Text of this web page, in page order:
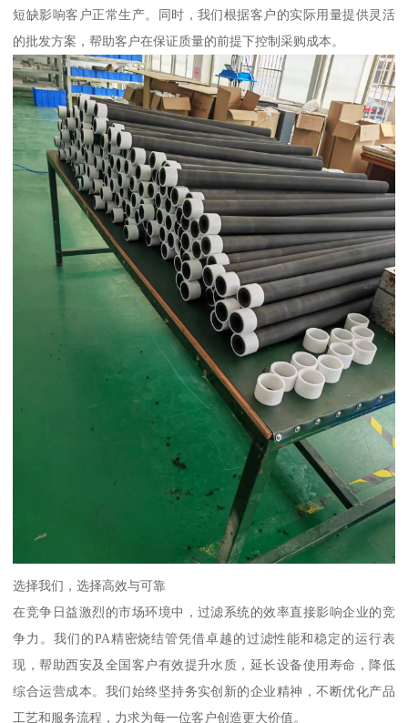
短缺影响客户正常生产。同时，我们根据客户的实际用量提供灵活
的批发方案，帮助客户在保证质量的前提下控制采购成本。
选择我们，选择高效与可靠
在竞争日益激烈的市场环境中，过滤系统的效率直接影响企业的竞
争力。我们的PA精密烧结管凭借卓越的过滤性能和稳定的运行表
现，帮助西安及全国客户有效提升水质，延长设备使用寿命，降低
综合运营成本。我们始终坚持务实创新的企业精神，不断优化产品
工艺和服务流程，力求为每一位客户创造更大价值。